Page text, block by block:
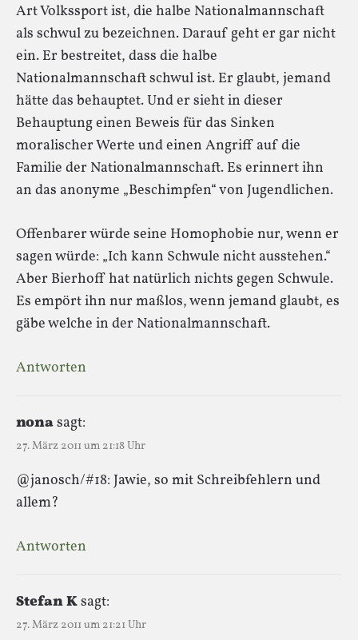
Art Volkssport ist, die halbe Nationalmannschaft
als schwul zu bezeichnen. Darauf geht er gar nicht
ein. Er bestreitet, dass die halbe
Nationalmannschaft schwul ist. Er glaubt, jemand
hätte das behauptet. Und er sieht in dieser
Behauptung einen Beweis für das Sinken
moralischer Werte und einen Angriff auf die
Familie der Nationalmannschaft. Es erinnert ihn
an das anonyme „Beschimpfen“ von Jugendlichen.
Offenbarer würde seine Homophobie nur, wenn er
sagen würde: „Ich kann Schwule nicht ausstehen.“
Aber Bierhoff hat natürlich nichts gegen Schwule.
Es empört ihn nur maßlos, wenn jemand glaubt, es
gäbe welche in der Nationalmannschaft.
Antworten
nonasagt:
27. März 2011 um 21:18 Uhr
@janosch/#18: Jawie, so mit Schreibfehlern und
allem?
Antworten
Stefan Ksagt:
27. März 2011 um 21:21 Uhr